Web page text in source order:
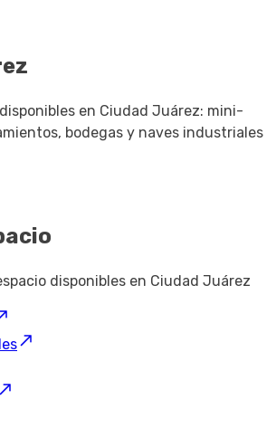
en Ciudad Juárez: mini-
bodegas y naves industriales
disponibles en Ciudad Juárez